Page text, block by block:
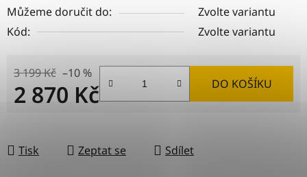
Můžeme doručit do:
Zvolte variantu
Kód:
Zvolte variantu
3 199 Kč –10 %
2 870 Kč DO KOŠÍKU
Tisk Zeptat se Sdílet